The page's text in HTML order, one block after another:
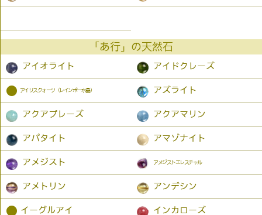
「あ行」の天然石
アイオライト アイドクレーズ
● アイリスクォーツ（レインボー水晶） アズライト
アクアプレーズ アクアマリン
アパタイト アマゾナイト
アメジスト アメジストエレスチャル
アメトリン アンデシン
● イーグルアイ インカローズ